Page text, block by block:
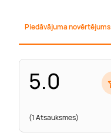
Piedāvājuma novērtējums
5.0
(1 Atsauksmes)